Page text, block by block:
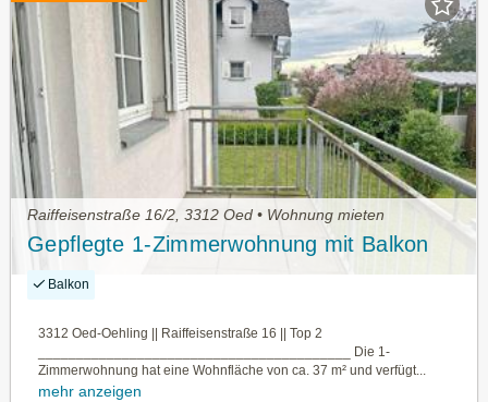
Raiffeisenstraße 16/2, 3312 Oed • Wohnung mieten
Gepflegte 1-Zimmerwohnung mit Balkon
Balkon
3312 Oed-Oehling || Raiffeisenstraße 16 || Top 2
_________________________________________ Die 1-
Zimmerwohnung hat eine Wohnfläche von ca. 37 m² und verfügt...
mehr anzeigen